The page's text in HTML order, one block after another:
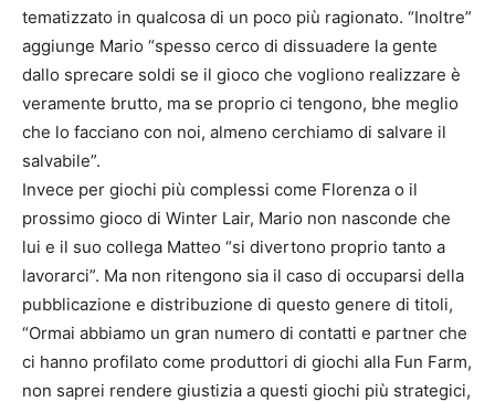
tematizzato in qualcosa di un poco più ragionato. “Inoltre”
aggiunge Mario “spesso cerco di dissuadere la gente
dallo sprecare soldi se il gioco che vogliono realizzare è
veramente brutto, ma se proprio ci tengono, bhe meglio
che lo facciano con noi, almeno cerchiamo di salvare il
salvabile”.
Invece per giochi più complessi come Florenza o il
prossimo gioco di Winter Lair, Mario non nasconde che
lui e il suo collega Matteo “si divertono proprio tanto a
lavorarci”. Ma non ritengono sia il caso di occuparsi della
pubblicazione e distribuzione di questo genere di titoli,
“Ormai abbiamo un gran numero di contatti e partner che
ci hanno profilato come produttori di giochi alla Fun Farm,
non saprei rendere giustizia a questi giochi più strategici,